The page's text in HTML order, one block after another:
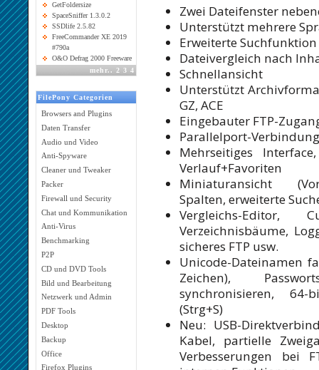
GetFoldersize
SpaceSniffer 1.3.0.2
SSDlife 2.5.82
FreeCommander XE 2019
#790a
O&O Defrag 2000 Freeware
mehr.. 2 3 4
FilePony Categorien
Browsers and Plugins
Daten Transfer
Audio und Video
Anti-Spyware
Cleaner und Tweaker
Packer
Firewall und Security
Chat und Kommunikation
Anti-Virus
Benchmarking
P2P
CD und DVD Tools
Bild und Bearbeitung
Netzwerk und Admin
PDF Tools
Desktop
Backup
Office
Firefox Plugins
Zwei Dateifenster
Unterstützt mehrere
Erweiterte Suchfunktion
Dateivergleich nach
Schnellansicht
Unterstützt
GZ, ACE
Eingebauter FTP-
Parallelport-
Mehrseitiges
Verlauf+Favoriten
Miniaturansicht
Spalten, erweiterte
Vergleichs-
Verzeichnisbäume,
sicheres FTP usw.
Unicode-Dateinamen
Zeichen),
synchronisieren, 64-
(Strg+S)
Neu: USB-
Kabel, partielle
Verbesserungen bei